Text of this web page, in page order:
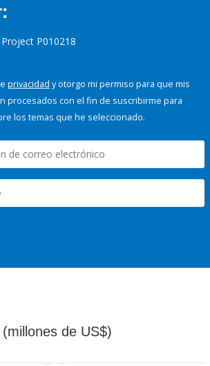
P010218
privacidad y otorgo mi permiso para que mis
procesados con el fin de suscribirme para
los temas que he seleccionado.
de US$)